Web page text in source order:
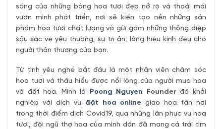
sống của những bông hoa tươi đẹp nở rộ và thoải mái
vươn mình phát triển, nơi sẽ kiến tạo nên những sản
phẩm hoa tươi chất lượng và gửi gắm những thông điệp
sâu sắc về yêu thương, sự tri ân, lòng hiếu kính đếu cho
người thân thương của bạn.
Từ tình yêu nghề bắt đầu là một nhân viên chăm sóc
hoa tươi và thấu hiểu được nổi lòng của người mua hoa
và đặt hoa. Mình là
Poong Nguyen Founder đã khởi
nghiệp với dịch vụ đặt hoa online giao hoa tận nơi
trong thời điểm dịch Covid19, qua những lần phục vụ hoa
tươi, đội ngũ thợ hoa của mình dần đã mang cả trái tím